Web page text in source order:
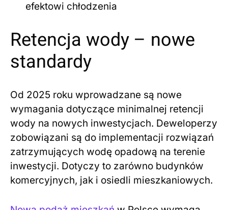
efektowi chłodzenia
Retencja wody – nowe
standardy
Od 2025 roku wprowadzane są nowe
wymagania dotyczące minimalnej retencji
wody na nowych inwestycjach. Deweloperzy
zobowiązani są do implementacji rozwiązań
zatrzymujących wodę opadową na terenie
inwestycji. Dotyczy to zarówno budynków
komercyjnych, jak i osiedli mieszkaniowych.